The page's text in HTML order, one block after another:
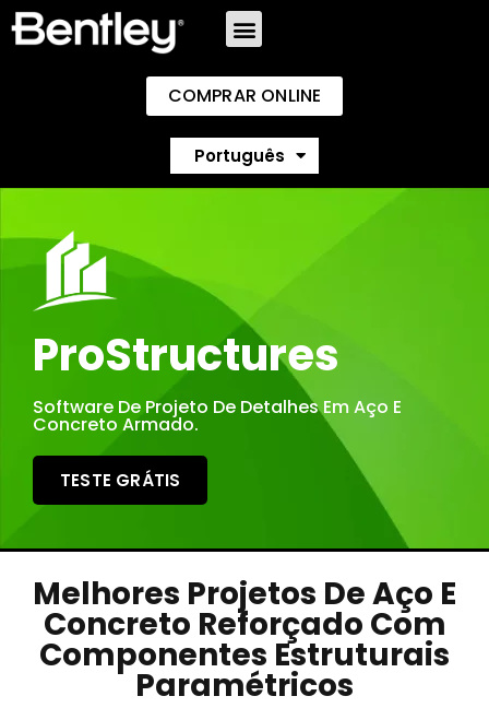
COMPRAR ONLINE
Português
English
Español
ProStructures
Software De Projeto De Detalhes Em Aço E
Concreto Armado.
TESTE GRÁTIS
Melhores Projetos De Aço E
Concreto Reforçado Com
Componentes Estruturais
Paramétricos